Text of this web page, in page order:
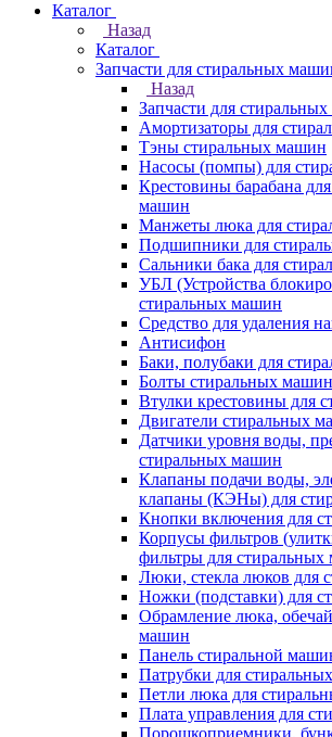
Каталог
Назад
Каталог
Запчасти для стиральных
Назад
Запчасти для
Амортизаторы для
Тэны стиральных машин
Насосы (помпы) для
Крестовины барабана
машин
Манжеты люка для
Подшипники для
Сальники бака для
УБЛ (Устройства
стиральных машин
Средство для удаления
Антисифон
Баки, полубаки для
Болты стиральных машин
Втулки крестовины для
Двигатели стиральных
Датчики уровня воды,
стиральных машин
Клапаны подачи воды,
клапаны (КЭНы) для
Кнопки включения для
Корпусы фильтров
фильтры для
Люки, стекла люков для
Ножки (подставки) для
Обрамление люка,
машин
Панель стиральной
Патрубки для
Петли люка для
Плата управления для
Порошкоприемники,